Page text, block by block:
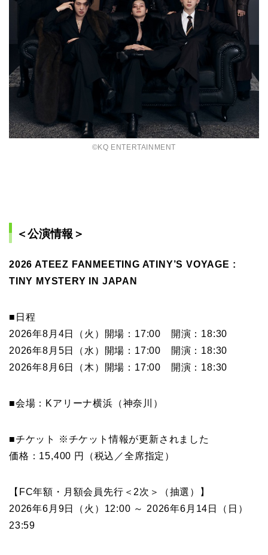
©KQ ENTERTAINMENT
＜公演情報＞
2026 ATEEZ FANMEETING ATINY’S VOYAGE :
TINY MYSTERY IN JAPAN
■日程
2026年8月4日（火）開場：17:00 開演：18:30
2026年8月5日（水）開場：17:00 開演：18:30
2026年8月6日（木）開場：17:00 開演：18:30
■会場：Kアリーナ横浜（神奈川）
■チケット ※チケット情報が更新されました
価格：15,400 円（税込／全席指定）
【FC年額・月額会員先行＜2次＞（抽選）】
2026年6月9日（火）12:00 ～ 2026年6月14日（日）
23:59